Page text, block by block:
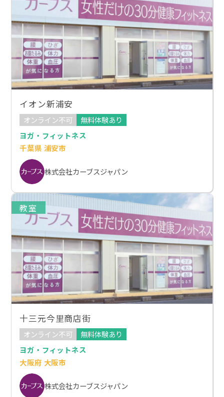
イオン新浦安
オンライン不可
無料体験あり
ヨガ・フィットネス
千葉県 浦安市
株式会社カーブスジャパン
教室
十三元今里商店街
オンライン不可
無料体験あり
ヨガ・フィットネス
大阪府 大阪市
株式会社カーブスジャパン